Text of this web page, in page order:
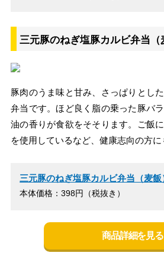
三元豚のねぎ塩豚カルビ弁当（
豚肉のうま味と甘み、さっぱりとし
弁当です。ほど良く脂の乗った豚バ
油の香りが食欲をそそります。ご飯
を使用しているなど、健康志向の方に
三元豚のねぎ塩豚カルビ弁当（麦飯
本体価格：398円（税抜き）
商品詳細を見る